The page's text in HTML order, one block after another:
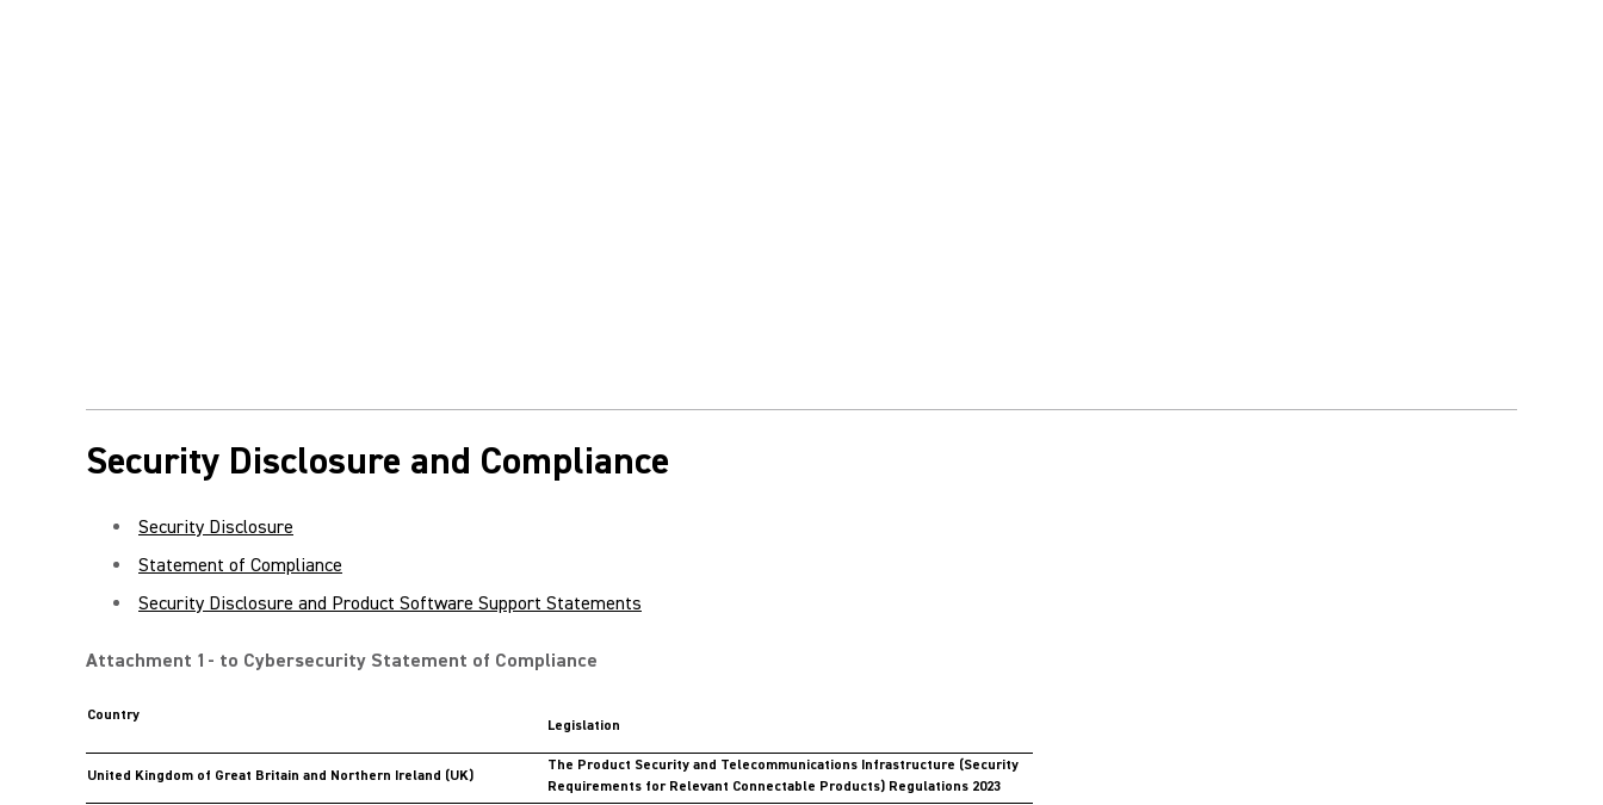
Security Disclosure and Compliance
Security Disclosure
Statement of Compliance
Security Disclosure and Product Software Support Statements
Attachment 1- to Cybersecurity Statement of Compliance
Country
Legislation
United Kingdom of Great Britain and Northern Ireland (UK)
The Product Security and Telecommunications Infrastructure (Security
Requirements for Relevant Connectable Products) Regulations 2023